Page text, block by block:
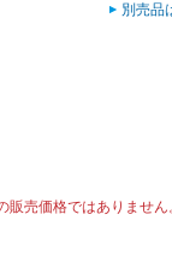
別売品
売価格ではありません